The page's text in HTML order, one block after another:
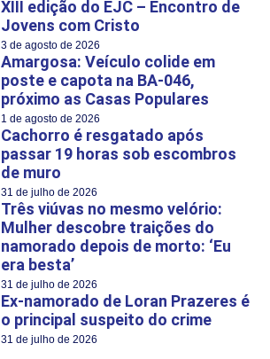
XIII edição do EJC – Encontro de
Jovens com Cristo
3 de agosto de 2026
Amargosa: Veículo colide em
poste e capota na BA-046,
próximo as Casas Populares
1 de agosto de 2026
Cachorro é resgatado após
passar 19 horas sob escombros
de muro
31 de julho de 2026
Três viúvas no mesmo velório:
Mulher descobre traições do
namorado depois de morto: ‘Eu
era besta’
31 de julho de 2026
Ex-namorado de Loran Prazeres é
o principal suspeito do crime
31 de julho de 2026